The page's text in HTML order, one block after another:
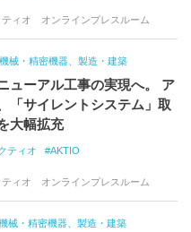
ティオ オンラインプレスルーム
機械・精密機器、製造・建築
ューアル工事の実現へ。 ア
「サイレントシステム」取
大幅拡充
ティオ AKTIO
ティオ オンラインプレスルーム
械・精密機器、製造・建築